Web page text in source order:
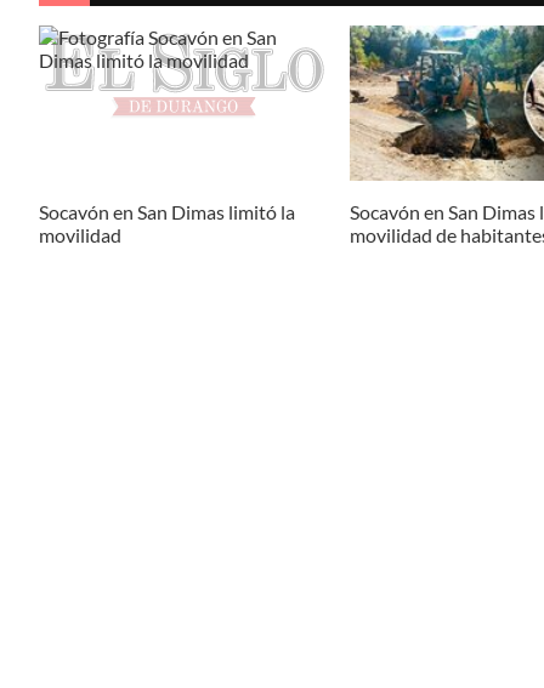
Socavón en San Dimas limitó la
movilidad
Socavón en San
movilidad de